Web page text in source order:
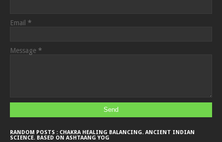
Email *
Message *
RANDOM POSTS : CHAKRA HEALING BALANCING. ANCIENT INDIAN
SCIENCE. BASED ON ASHTAANG YOG